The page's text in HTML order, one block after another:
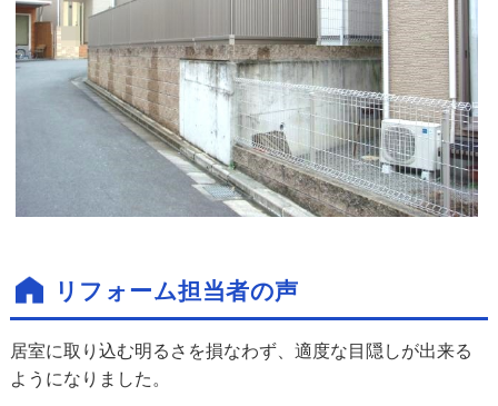
リフォーム担当者の声
居室に取り込む明るさを損なわず、適度な目隠しが出来る
ようになりました。